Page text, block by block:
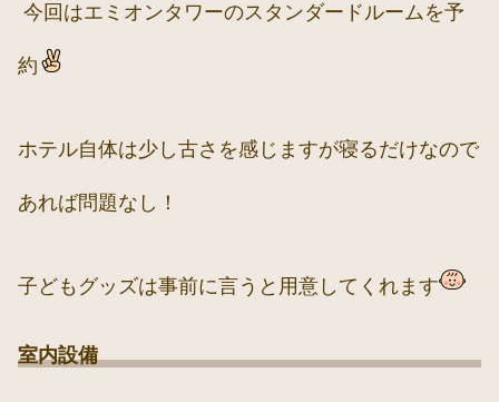
今回はエミオンタワーのスタンダードルームを予
約
ホテル自体は少し古さを感じますが寝るだけなので
あれば問題なし！
子どもグッズは事前に言うと用意してくれます
室内設備